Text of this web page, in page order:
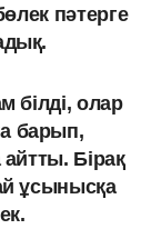
пәтерге
білді, олар
барып,
айтты. Бірақ
ұсынысқа